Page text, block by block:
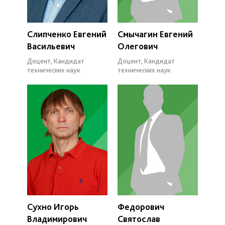
Слипченко Евгений
Васильевич
Доцент, Кандидат
технических наук
Смычагин Евгений
Олегович
Доцент, Кандидат
технических наук
Сухно Игорь
Владимирович
Федорович
Святослав